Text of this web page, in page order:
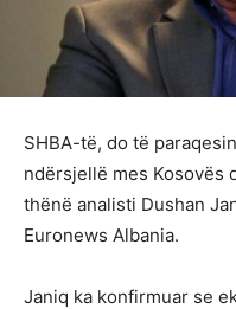
SHBA-të, do të
ndërsjellë mes Kosovës
thënë analisti Dushan
Euronews Albania.
Janiq ka konfirmuar se